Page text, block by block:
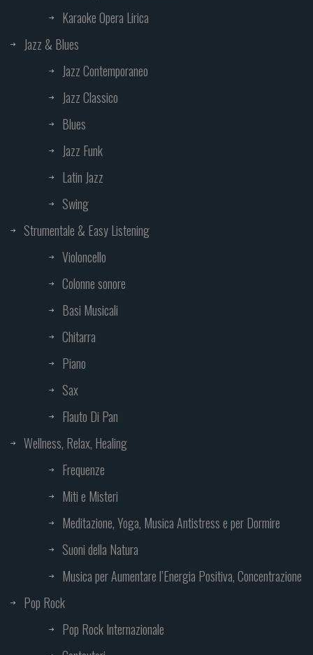
Karaoke Opera Lirica
Jazz & Blues
Jazz Contemporaneo
Jazz Classico
Blues
Jazz Funk
Latin Jazz
Swing
Strumentale & Easy Listening
Violoncello
Colonne sonore
Basi Musicali
Chitarra
Piano
Sax
Flauto Di Pan
Wellness, Relax, Healing
Frequenze
Miti e Misteri
Meditazione, Yoga, Musica Antistress e per Dormire
Suoni della Natura
Musica per Aumentare l’Energia Positiva, Concentrazione
Pop Rock
Pop Rock Internazionale